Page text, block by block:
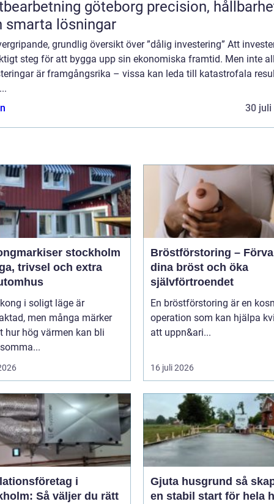
göteborg precision, hållbarhet
smarta lösningar
grundlig översikt över ”dålig investering” Att
steg för att bygga upp sin ekonomiska framtid. Men inte
är framgångsrika – vissa kan leda till katastrofala
30 juli
stockholm
trivsel och extra
i soligt läge är
men många märker
hur hög värmen kan bli
Bröstförstoring –
dina bröst och öka
självförtroendet
En bröstförstoring är en
operation som kan hjälpa
att uppn&ari...
16 juli 2026
i
Så väljer du rätt
Gjuta husgrund så skapas
en stabil start för hela